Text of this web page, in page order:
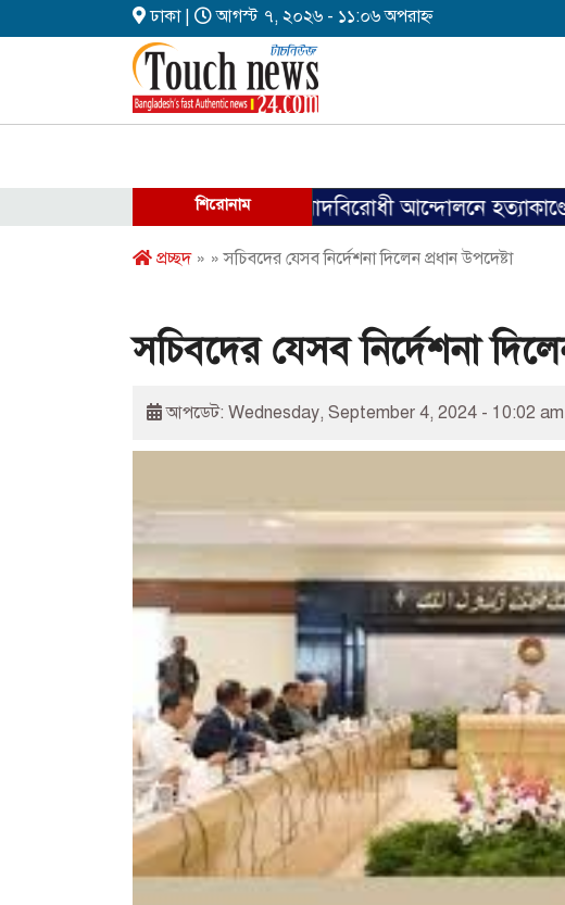
ঢাকা | আগস্ট ৭, ২০২৬ - ১১:০৬ অপরাহ্ন
শিরোনাম
ফ্যাসিবাদবিরোধী আন্দোলনে হত্যাকাণ্ডের
প্রচ্ছদ» » সচিবদের যেসব নির্দেশনা দিলেন প্রধান উপদেষ্টা
সচিবদের যেসব নির্দেশনা
আপডেট: Wednesday, September 4, 2024 - 10:02 am